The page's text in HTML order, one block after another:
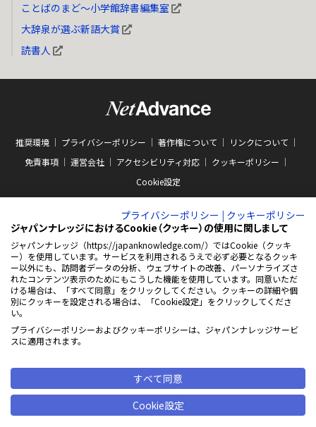
ことばのまど～小学館辞書編集室
大辞泉が選ぶ新語大賞
読書人
推奨環境 プライバシーポリシー 著作権について
リンクについて
免責事項
運営会社 アクセシビリティ対応
クッキーポリシー
Cookie設定
ABJマークは、この電子書店・電子書籍配信サービスが、著作権者からコンテン
ツ使用許諾を得た正規版配信サービスであることを示す商標（登録番号 第
10981000号）です。ABJマークの詳細、ABJマークを掲示しているサービスの一
覧はこちらをご覧ください。
AEBS 電子出版制作・流通協議会
https://aebs.or.jp/
新
い
ウ
開
© 2001-2026 NetAdvance Inc. All rights reserved.
プライバシーポリシー | クッキーポリシー
ジャパンナレッジにおけるCookie（クッキー）の使用に関しまして
ジャパンナレッジ（https://japanknowledge.com/）ではCookie（クッキ
ー）を使用しています。サービスを利用されるうえで必ず必要となるクッキ
ー以外にも、訪問者データの分析、ウェブサイトの改善、パーソナライズさ
れたコンテンツ表示のためにもこうした機能を使用しています。同意いただ
ける場合は、「すべて同意」をクリックしてください。クッキーの詳細や個
別にクッキーを設定される場合は、「Cookie設定」をクリックしてくださ
い。
プライバシーポリシーおよびクッキーポリシーは、ジャパンナレッジサービ
スに適用されます。
すべて同意
Cookie設定